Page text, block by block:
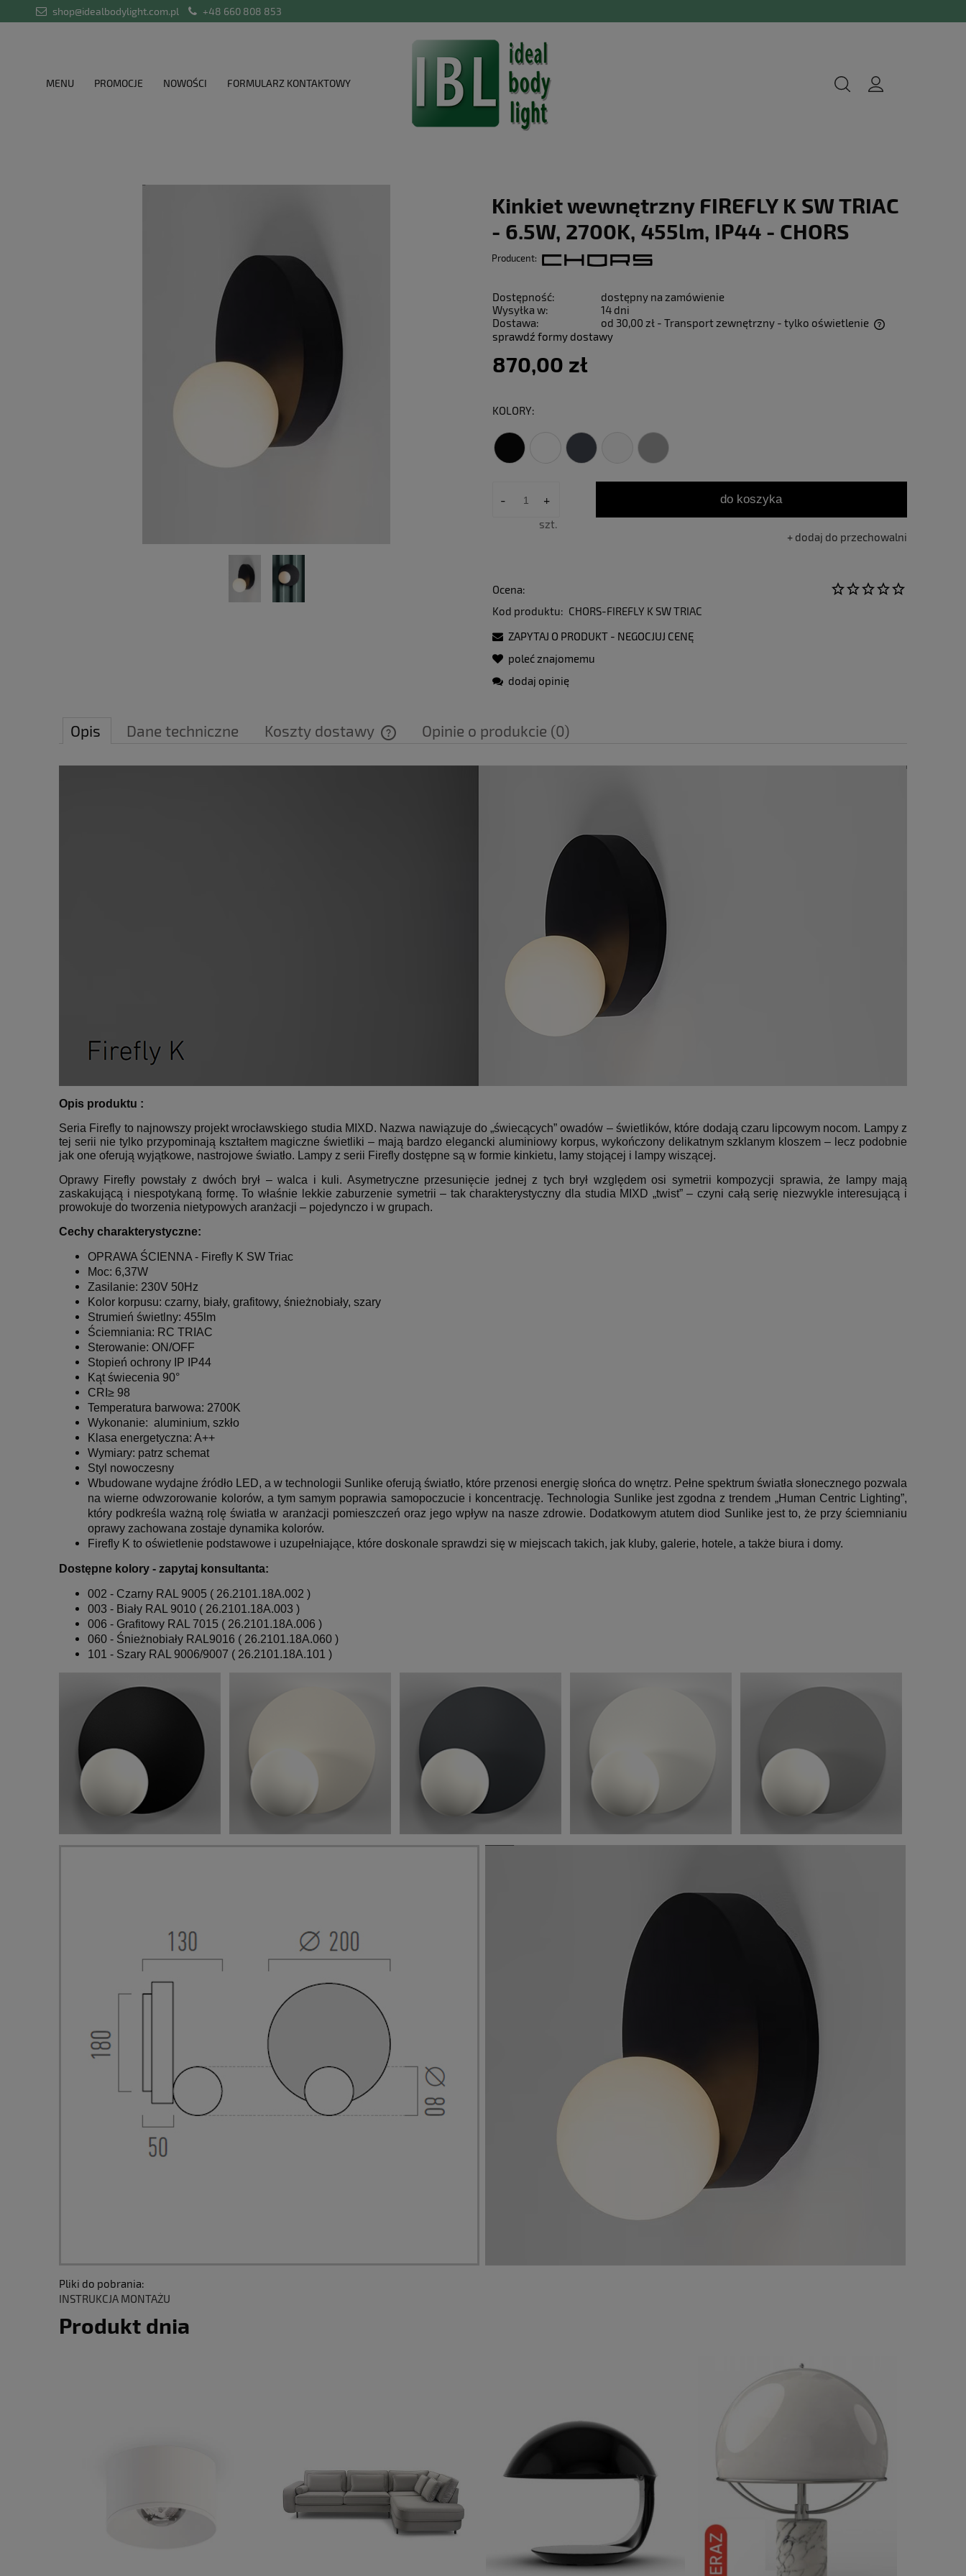
shop@idealbodylight.com.pl +48 660 808 853
MENU PROMOCJE NOWOŚCI FORMULARZ KONTAKTOWY
Kinkiet wewnętrzny FIREFLY K SW TRIAC
- 6.5W, 2700K, 455lm, IP44 - CHORS
Producent:
Dostępność:
dostępny na zamówienie
Wysyłka w:
14 dni
Dostawa:
od 30,00 zł - Transport zewnętrzny - tylko oświetlenie
sprawdź formy dostawy
870,00 zł
KOLORY:
- +
szt.
do koszyka
dodaj do przechowalni
Ocena:
Kod produktu: CHORS-FIREFLY K SW TRIAC
ZAPYTAJ O PRODUKT - NEGOCJUJ CENĘ
poleć znajomemu
dodaj opinię
Opis Dane techniczne Koszty dostawy
Cena nie zawiera ewentualnych kosztów
Opinie o produkcie (0)
Opis produktu :
Seria Firefly to najnowszy projekt wrocławskiego studia MIXD. Nazwa nawiązuje do „świecących” owadów – świetlików, które dodają czaru lipcowym nocom. Lampy z
tej serii nie tylko przypominają kształtem magiczne świetliki – mają bardzo elegancki aluminiowy korpus, wykończony delikatnym szklanym kloszem – lecz podobnie
jak one oferują wyjątkowe, nastrojowe światło. Lampy z serii Firefly dostępne są w formie kinkietu, lamy stojącej i lampy wiszącej.
Oprawy Firefly powstały z dwóch brył – walca i kuli. Asymetryczne przesunięcie jednej z tych brył względem osi symetrii kompozycji sprawia, że lampy mają
zaskakującą i niespotykaną formę. To właśnie lekkie zaburzenie symetrii – tak charakterystyczny dla studia MIXD „twist” – czyni całą serię niezwykle interesującą i
prowokuje do tworzenia nietypowych aranżacji – pojedynczo i w grupach.
Cechy charakterystyczne:
OPRAWA ŚCIENNA - Firefly K SW Triac
Moc: 6,37W
Zasilanie: 230V 50Hz
Kolor korpusu: czarny, biały, grafitowy, śnieżnobiały, szary
Strumień świetlny: 455lm
Ściemniania: RC TRIAC
Sterowanie: ON/OFF
Stopień ochrony IP IP44
Kąt świecenia 90°
CRI≥ 98
Temperatura barwowa: 2700K
Wykonanie: aluminium, szkło
Klasa energetyczna: A++
Wymiary: patrz schemat
Styl nowoczesny
Wbudowane wydajne źródło LED, a w technologii Sunlike oferują światło, które przenosi energię słońca do wnętrz. Pełne spektrum światła słonecznego pozwala
na wierne odwzorowanie kolorów, a tym samym poprawia samopoczucie i koncentrację. Technologia Sunlike jest zgodna z trendem „Human Centric Lighting”,
który podkreśla ważną rolę światła w aranżacji pomieszczeń oraz jego wpływ na nasze zdrowie. Dodatkowym atutem diod Sunlike jest to, że przy ściemnianiu
oprawy zachowana zostaje dynamika kolorów.
Firefly K to oświetlenie podstawowe i uzupełniające, które doskonale sprawdzi się w miejscach takich, jak kluby, galerie, hotele, a także biura i domy.
Dostępne kolory - zapytaj konsultanta:
002 - Czarny RAL 9005 ( 26.2101.18A.002 )
003 - Biały RAL 9010 ( 26.2101.18A.003 )
006 - Grafitowy RAL 7015 ( 26.2101.18A.006 )
060 - Śnieżnobiały RAL9016 ( 26.2101.18A.060 )
101 - Szary RAL 9006/9007 ( 26.2101.18A.101 )
Pliki do pobrania:
INSTRUKCJA MONTAŻU
Produkt dnia